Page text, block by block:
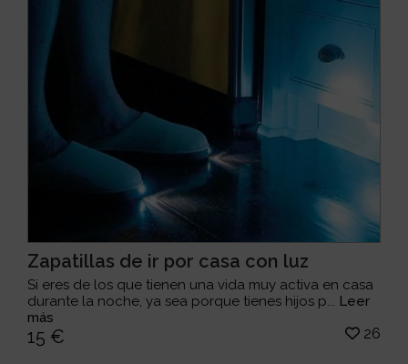
Zapatillas de ir por casa con luz
Si eres de los que tienen una vida muy activa en casa
durante la noche, ya sea porque tienes hijos p... Leer
más
15 € 26